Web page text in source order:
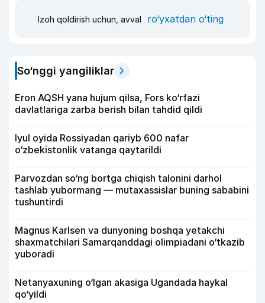
Izoh qoldirish uchun, avval ro‘yxatdan o‘ting
So‘nggi yangiliklar
Eron AQSH yana hujum qilsa, Fors ko‘rfazi
davlatlariga zarba berish bilan tahdid qildi
Iyul oyida Rossiyadan qariyb 600 nafar
o‘zbekistonlik vatanga qaytarildi
Parvozdan so‘ng bortga chiqish talonini darhol
tashlab yubormang — mutaxassislar buning sababini
tushuntirdi
Magnus Karlsen va dunyoning boshqa yetakchi
shaxmatchilari Samarqanddagi olimpiadani o‘tkazib
yuboradi
Netanyaxuning o‘lgan akasiga Ugandada haykal
qo‘yildi